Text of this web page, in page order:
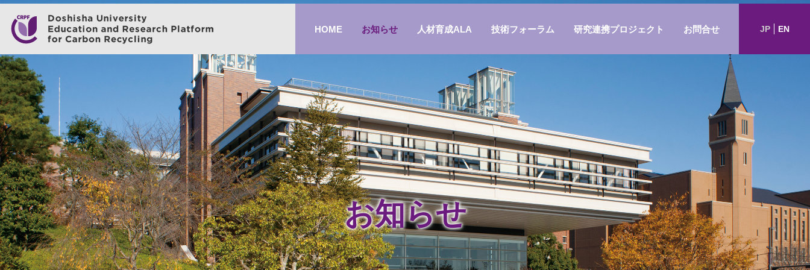
お知らせ
HOME お知らせ 人材育成ALA 技術フォーラム 研究連携プロジェクト お問合せ JP EN